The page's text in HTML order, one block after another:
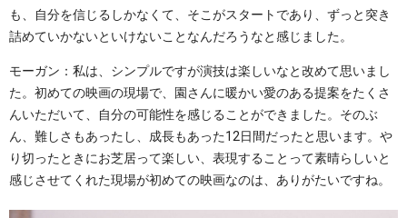
も、自分を信じるしかなくて、そこがスタートであり、ずっと突き
詰めていかないといけないことなんだろうなと感じました。
モーガン：私は、シンプルですが演技は楽しいなと改めて思いまし
た。初めての映画の現場で、園さんに暖かい愛のある提案をたくさ
んいただいて、自分の可能性を感じることができました。そのぶ
ん、難しさもあったし、成長もあった12日間だったと思います。や
り切ったときにお芝居って楽しい、表現することって素晴らしいと
感じさせてくれた現場が初めての映画なのは、ありがたいですね。